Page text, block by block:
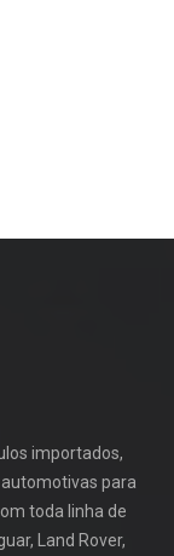
importados,
para
toda linha de
Land Rover,